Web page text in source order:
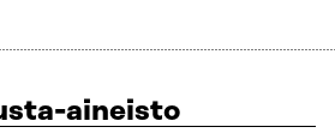
aineisto